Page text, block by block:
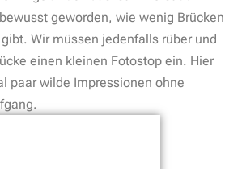
geworden, wie wenig Brücken
Wir müssen jedenfalls rüber und
einen kleinen Fotostop ein. Hier
paar wilde Impressionen ohne